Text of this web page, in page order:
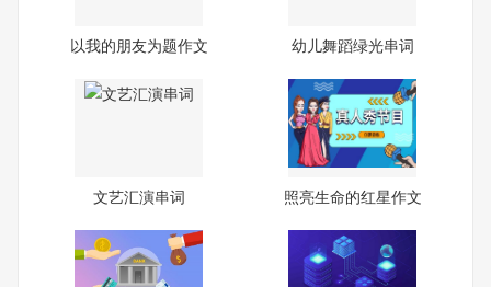
以我的朋友为题作文 幼儿舞蹈绿光串词
文艺汇演串词 照亮生命的红星作文